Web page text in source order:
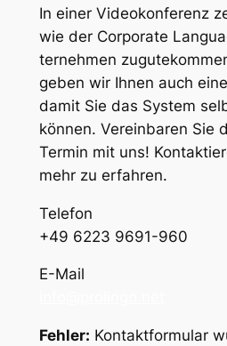
In ein­er Videokon­ferenz
wie der Cor­po­rate
ternehmen
geben wir Ih­nen auch
damit Sie das Sys­tem
kön­nen. Vere­in­baren Sie
Ter­min mit uns!
mehr zu er­fahren.
Telefon
+49 6223 9691-960
E-Mail
Fehler: Kontaktformular